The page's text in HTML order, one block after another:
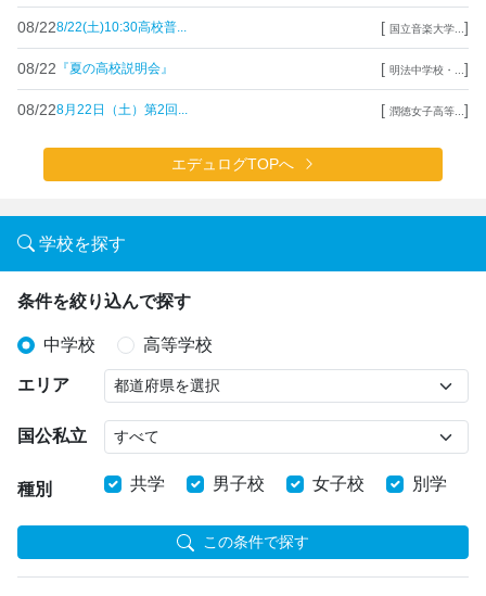
08/228/22(土)10:30高校普... [ 国立音楽大学... ]
08/22 『夏の高校説明会』 [ 明法中学校・... ]
08/228月22日（土）第2回... [ 潤徳女子高等... ]
エデュログTOPへ
学校を探す
条件を絞り込んで探す
中学校 高等学校
エリア
国公私立
種別 共学 男子校 女子校 別学
この条件で探す